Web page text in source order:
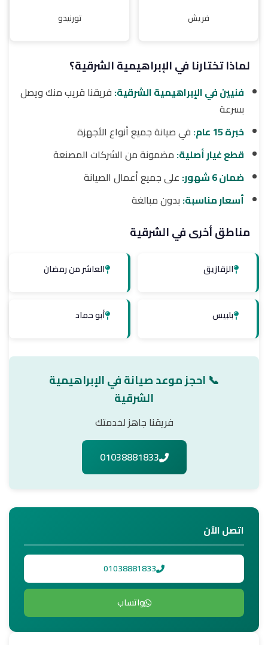
فريش تورنيدو
لماذا تختارنا في الإبراهيمية الشرقية؟
فنيين في الإبراهيمية الشرقية: فريقنا قريب منك ويصل
بسرعة
خبرة 15 عام:
في صيانة جميع أنواع الأجهزة
قطع غيار أصلية: مضمونة من الشركات المصنعة
ضمان 6 شهور:
على جميع أعمال الصيانة
أسعار مناسبة: بدون مبالغة
مناطق أخرى في الشرقية
الزقازيق العاشر من رمضان
بلبيس أبو حماد
📞 احجز موعد صيانة في الإبراهيمية
الشرقية
فريقنا جاهز لخدمتك
01038881833
اتصل الآن
01038881833
واتساب